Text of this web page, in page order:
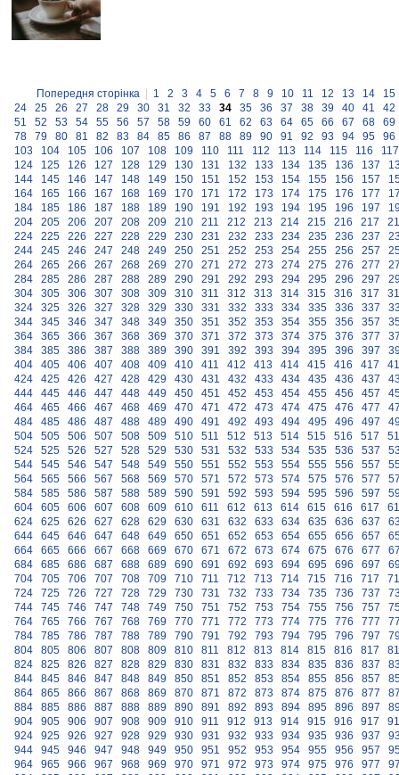
Попередня сторінка 1 2 3 4 5 6 7 8 9 10 11 12 13 14
15
24
25 26 27 28 29 30 31 32 33 34 35 36 37 38 39 40 41
42
51
52 53 54 55 56 57 58 59 60 61 62 63 64 65 66 67 68
69
78
79 80 81 82 83 84 85 86 87 88 89 90 91 92 93 94 95
96
103
104 105 106 107 108 109 110 111 112 113 114 115 116
117
124
125 126 127 128 129 130 131 132 133 134 135 136 137
144
145 146 147 148 149 150 151 152 153 154 155 156 157
164
165 166 167 168 169 170 171 172 173 174 175 176 177
184
185 186 187 188 189 190 191 192 193 194 195 196 197
204
205 206 207 208 209 210 211 212 213 214 215 216 217
224
225 226 227 228 229 230 231 232 233 234 235 236 237
244
245 246 247 248 249 250 251 252 253 254 255 256 257
264
265 266 267 268 269 270 271 272 273 274 275 276 277
284
285 286 287 288 289 290 291 292 293 294 295 296 297
304
305 306 307 308 309 310 311 312 313 314 315 316 317
324
325 326 327 328 329 330 331 332 333 334 335 336 337
344
345 346 347 348 349 350 351 352 353 354 355 356 357
364
365 366 367 368 369 370 371 372 373 374 375 376 377
384
385 386 387 388 389 390 391 392 393 394 395 396 397
404
405 406 407 408 409 410 411 412 413 414 415 416 417
424
425 426 427 428 429 430 431 432 433 434 435 436 437
444
445 446 447 448 449 450 451 452 453 454 455 456 457
464
465 466 467 468 469 470 471 472 473 474 475 476 477
484
485 486 487 488 489 490 491 492 493 494 495 496 497
504
505 506 507 508 509 510 511 512 513 514 515 516 517
524
525 526 527 528 529 530 531 532 533 534 535 536 537
544
545 546 547 548 549 550 551 552 553 554 555 556 557
564
565 566 567 568 569 570 571 572 573 574 575 576 577
584
585 586 587 588 589 590 591 592 593 594 595 596 597
604
605 606 607 608 609 610 611 612 613 614 615 616 617
624
625 626 627 628 629 630 631 632 633 634 635 636 637
644
645 646 647 648 649 650 651 652 653 654 655 656 657
664
665 666 667 668 669 670 671 672 673 674 675 676 677
684
685 686 687 688 689 690 691 692 693 694 695 696 697
704
705 706 707 708 709 710 711 712 713 714 715 716 717
724
725 726 727 728 729 730 731 732 733 734 735 736 737
744
745 746 747 748 749 750 751 752 753 754 755 756 757
764
765 766 767 768 769 770 771 772 773 774 775 776 777
784
785 786 787 788 789 790 791 792 793 794 795 796 797
804
805 806 807 808 809 810 811 812 813 814 815 816 817
824
825 826 827 828 829 830 831 832 833 834 835 836 837
844
845 846 847 848 849 850 851 852 853 854 855 856 857
864
865 866 867 868 869 870 871 872 873 874 875 876 877
884
885 886 887 888 889 890 891 892 893 894 895 896 897
904
905 906 907 908 909 910 911 912 913 914 915 916 917
924
925 926 927 928 929 930 931 932 933 934 935 936 937
944
945 946 947 948 949 950 951 952 953 954 955 956 957
964
965 966 967 968 969 970 971 972 973 974 975 976 977